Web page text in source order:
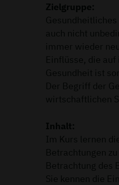
Zielgruppe:
auch nicht
immer wieder
Einflüsse, die
Gesundheit ist
Der Begriff der
wirtschaftlichen
Inhalt:
Im Kurs lernen
Betrachtungen
Betrachtung des
Sie kennen die